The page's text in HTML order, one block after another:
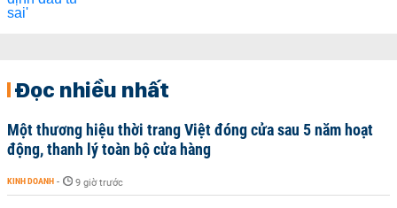
Đọc nhiều nhất
Một thương hiệu thời trang Việt đóng cửa sau 5 năm hoạt
động, thanh lý toàn bộ cửa hàng
KINH DOANH - 9 giờ trước